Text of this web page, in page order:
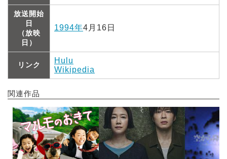
放送開始
日
（放映
日）
1994年4月16日
リンク
Hulu
Wikipedia
関連作品